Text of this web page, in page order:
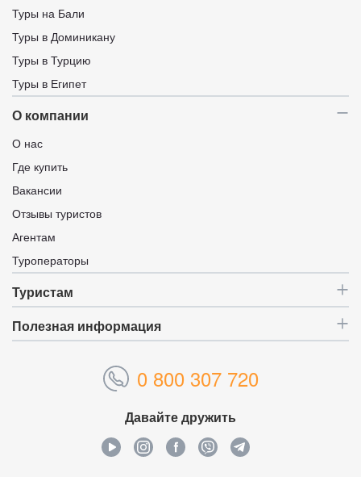
Туры на Бали
Туры в Доминикану
Туры в Турцию
Туры в Египет
О компании
О нас
Где купить
Вакансии
Отзывы туристов
Агентам
Туроператоры
Туристам
Полезная информация
0 800 307 720
Давайте дружить